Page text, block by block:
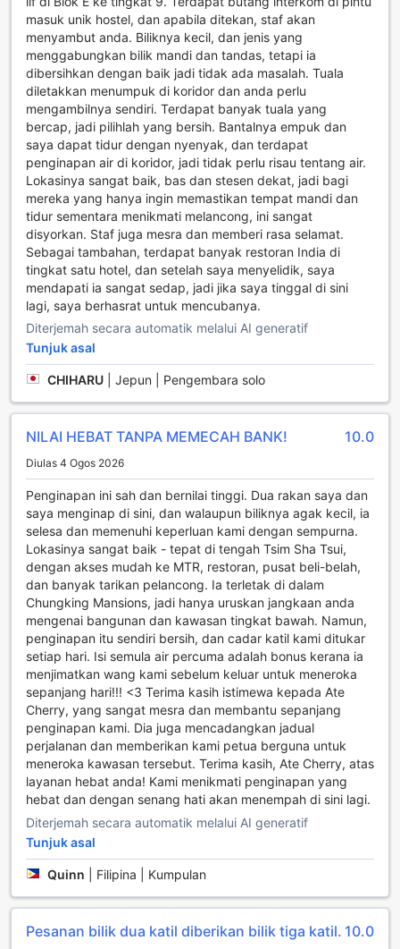
menenangkan untuk menghilangkan tekanan selepas
seharian menjelajah Hong Kong. Dengan semua
kemudahan ini, Unique Hostel bukan sahaja tempat untuk
bermalam, tetapi juga destinasi untuk pengalaman hiburan
dan relaksasi yang lengkap.
Kemudahan Sukan di Unique Hostel
Di Unique Hostel, pengunjung dapat menikmati pelbagai
kemudahan sukan yang direka untuk menyokong gaya
hidup aktif dan sihat. Kolam renang dalaman yang luas
menawarkan suasana yang tenang untuk bersantai atau
berlatih renang. Dengan pencahayaan yang lembut dan
suhu air yang selesa, kolam ini bukan sahaja sesuai untuk
sesi renang yang menyegarkan, tetapi juga untuk aktiviti
bersantai selepas seharian menjelajah Hong Kong.
Selain itu, pusat kecergasan yang moden dan lengkap di
Unique Hostel memberi peluang kepada tetamu untuk
menjaga kecergasan mereka dengan pelbagai peralatan
latihan terkini. Yang lebih menarik, pusat kecergasan ini
adalah percuma untuk semua pengunjung, menjadikannya
pilihan ideal bagi mereka yang ingin mengekalkan rutin
senaman tanpa kos tambahan. Sama ada anda seorang
pemula atau seorang penggemar kecergasan, kemudahan
ini pasti memenuhi keperluan anda, menjadikan
Kemudahan Praktikal di Unique Hostel
Unique Hostel di Hong Kong menawarkan pelbagai
kemudahan praktikal yang direka untuk memastikan
penginapan anda selesa dan tanpa stres. Dengan
perkhidmatan bilik 24 jam, anda boleh menikmati hidangan
lazat pada bila-bila masa yang anda inginkan.
Perkhidmatan dobi dan cucian kering juga disediakan
untuk memastikan pakaian anda sentiasa dalam keadaan
terbaik semasa mengembara. Tambahan pula, dengan
perkhidmatan concierge yang mesra, anda boleh
mendapatkan bantuan untuk merancang aktiviti harian
atau mendapatkan maklumat tentang tempat menarik di
sekitar.
Di samping itu, Unique Hostel menyediakan akses Wi-Fi
percuma di semua bilik dan kawasan awam, membolehkan
anda sentiasa terhubung dengan orang tersayang atau
merancang aktiviti dalam talian. Bagi mereka yang
merokok, terdapat kawasan merokok yang ditetapkan
untuk keselesaan anda. Kemudahan lain seperti
penyimpanan bagasi dan perkhidmatan pembersihan
harian memastikan bahawa semua keperluan anda
dipenuhi, menjadikan penginapan anda di Unique Hostel
satu pengalaman yang tidak dapat dilupakan.
Kemudahan Pengangkutan di Unique Hostel
masuk unik hostel, dan apabila ditekan, staf akan
menyambut anda. Biliknya kecil, dan jenis yang
menggabungkan bilik mandi dan tandas, tetapi ia
dibersihkan dengan baik jadi tidak ada masalah. Tuala
diletakkan menumpuk di koridor dan anda perlu
mengambilnya sendiri. Terdapat banyak tuala yang
bercap, jadi pilihlah yang bersih. Bantalnya empuk dan
saya dapat tidur dengan nyenyak, dan terdapat
penginapan air di koridor, jadi tidak perlu risau tentang air.
Lokasinya sangat baik, bas dan stesen dekat, jadi bagi
mereka yang hanya ingin memastikan tempat mandi dan
tidur sementara menikmati melancong, ini sangat
disyorkan. Staf juga mesra dan memberi rasa selamat.
Sebagai tambahan, terdapat banyak restoran India di
tingkat satu hotel, dan setelah saya menyelidik, saya
mendapati ia sangat sedap, jadi jika saya tinggal di sini
lagi, saya berhasrat untuk mencubanya.
Diterjemah secara automatik melalui AI generatif
Tunjuk asal
CHIHARU Jepun | Pengembara solo
NILAI HEBAT TANPA MEMECAH BANK! 10.0
Diulas 4 Ogos 2026
Penginapan ini sah dan bernilai tinggi. Dua rakan saya dan
saya menginap di sini, dan walaupun biliknya agak kecil, ia
selesa dan memenuhi keperluan kami dengan sempurna.
Lokasinya sangat baik - tepat di tengah Tsim Sha Tsui,
dengan akses mudah ke MTR, restoran, pusat beli-belah,
dan banyak tarikan pelancong. Ia terletak di dalam
Chungking Mansions, jadi hanya uruskan jangkaan anda
mengenai bangunan dan kawasan tingkat bawah. Namun,
penginapan itu sendiri bersih, dan cadar katil kami ditukar
setiap hari. Isi semula air percuma adalah bonus kerana ia
menjimatkan wang kami sebelum keluar untuk meneroka
sepanjang hari!!! <3 Terima kasih istimewa kepada Ate
Cherry, yang sangat mesra dan membantu sepanjang
penginapan kami. Dia juga mencadangkan jadual
perjalanan dan memberikan kami petua berguna untuk
meneroka kawasan tersebut. Terima kasih, Ate Cherry, atas
layanan hebat anda! Kami menikmati penginapan yang
hebat dan dengan senang hati akan menempah di sini lagi.
Diterjemah secara automatik melalui AI generatif
Tunjuk asal
Quinn Filipina | Kumpulan
Pesanan bilik dua katil diberikan bilik tiga katil. 10.0